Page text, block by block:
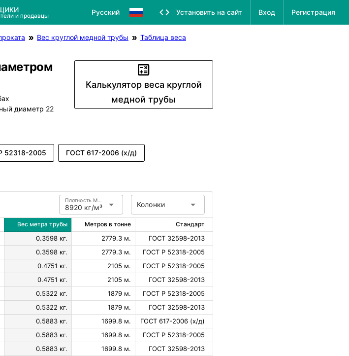
и продавцы Русский Установить на сайт Вход Регистрация
Вес круглой медной трубы
Таблица веса
диаметр 22
Калькулятор веса круглой
медной трубы
52318-2005 ГОСТ 617-2006 (х/д)
8920 кг/м³
Плотность Медь Колонки
Вес метра трубы Метров в тонне Стандарт
0.3598 кг. 2779.3 м.
ГОСТ 32598-2013
0.3598 кг. 2779.3 м.
ГОСТ Р 52318-2005
0.4751 кг. 2105 м.
ГОСТ Р 52318-2005
0.4751 кг. 2105 м.
ГОСТ 32598-2013
0.5322 кг. 1879 м.
ГОСТ Р 52318-2005
0.5322 кг. 1879 м.
ГОСТ 32598-2013
0.5883 кг. 1699.8 м.
ГОСТ 617-2006 (х/д)
0.5883 кг. 1699.8 м.
ГОСТ Р 52318-2005
0.5883 кг. 1699.8 м.
ГОСТ 32598-2013